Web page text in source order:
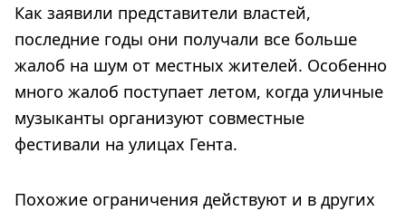
Как заявили представители властей,
последние годы они получали все больше
жалоб на шум от местных жителей. Особенно
много жалоб поступает летом, когда уличные
музыканты организуют совместные
фестивали на улицах Гента.
Похожие ограничения действуют и в других